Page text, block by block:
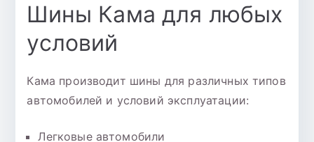
Шины Кама для любых
условий
Кама производит шины для различных типов
автомобилей и условий эксплуатации:
Легковые автомобили